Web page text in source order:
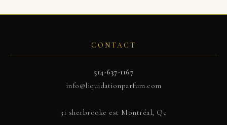
CONTACT
514-637-1167
info@liquidationparfum.com
31 sherbrooke est Montréal, Qc